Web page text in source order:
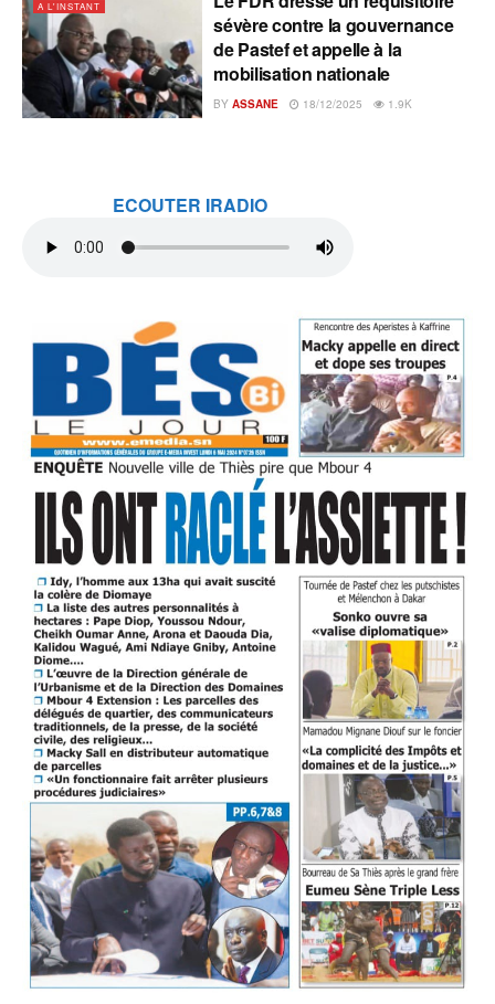
A L'INSTANT
sévère contre la gouvernance
de Pastef et appelle à la
mobilisation nationale
BY ASSANE 18/12/2025 1.9K
ECOUTER IRADIO